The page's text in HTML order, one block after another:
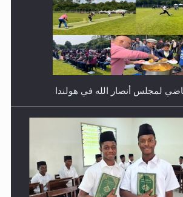
لمجلس أنصار الله في هولندا